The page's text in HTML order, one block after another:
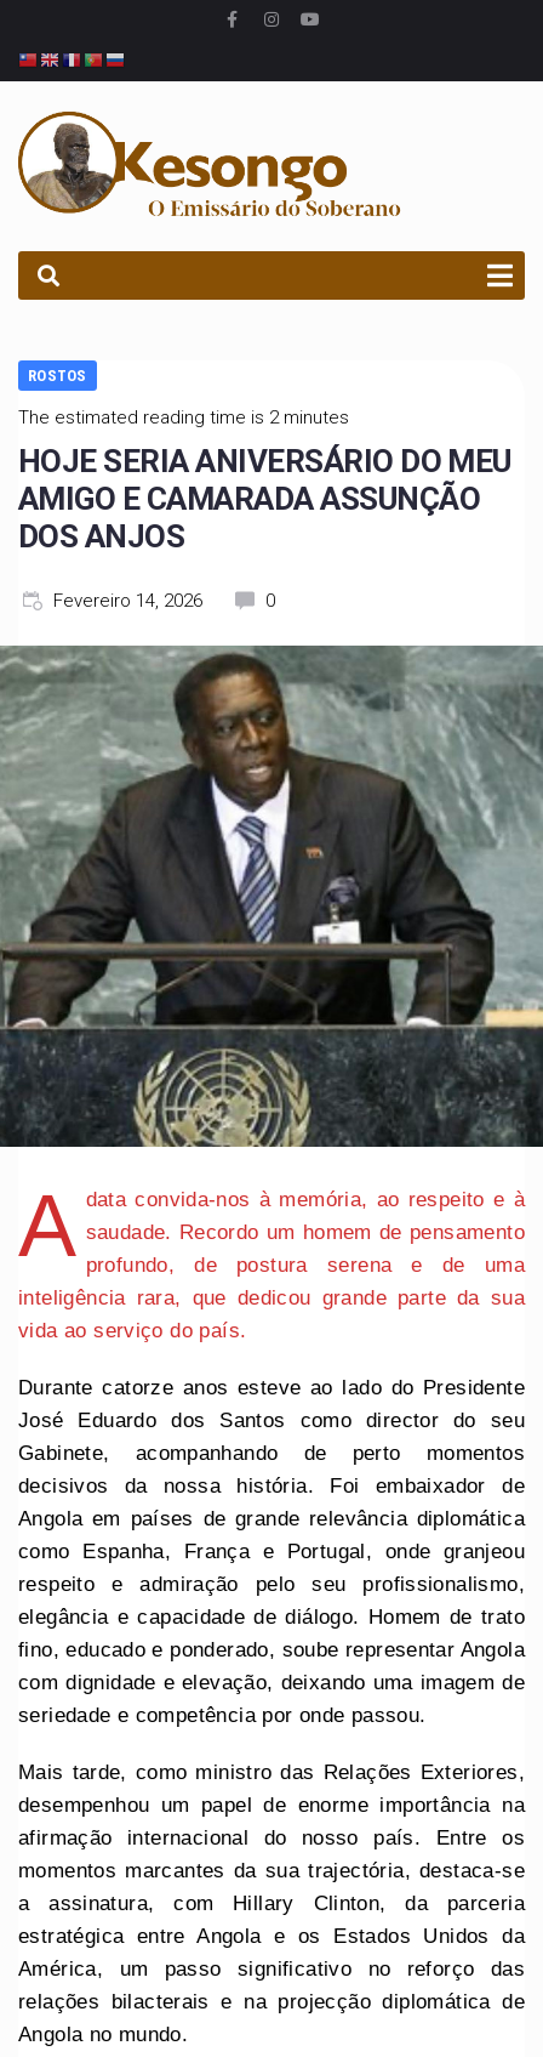
ROSTOS
The estimated reading time is 2 minutes
HOJE SERIA ANIVERSÁRIO DO MEU
AMIGO E CAMARADA ASSUNÇÃO
DOS ANJOS
Fevereiro 14, 2026 0
A data convida-nos à memória, ao respeito e à
saudade. Recordo um homem de pensamento
profundo, de postura serena e de uma
inteligência rara, que dedicou grande parte da sua
vida ao serviço do país.
Durante catorze anos esteve ao lado do Presidente
José Eduardo dos Santos como director do seu
Gabinete, acompanhando de perto momentos
decisivos da nossa história. Foi embaixador de
Angola em países de grande relevância diplomática
como Espanha, França e Portugal, onde granjeou
respeito e admiração pelo seu profissionalismo,
elegância e capacidade de diálogo. Homem de trato
fino, educado e ponderado, soube representar Angola
com dignidade e elevação, deixando uma imagem de
seriedade e competência por onde passou.
Mais tarde, como ministro das Relações Exteriores,
desempenhou um papel de enorme importância na
afirmação internacional do nosso país. Entre os
momentos marcantes da sua trajectória, destaca-se
a assinatura, com Hillary Clinton, da parceria
estratégica entre Angola e os Estados Unidos da
América, um passo significativo no reforço das
relações bilacterais e na projecção diplomática de
Angola no mundo.
PROCURAR